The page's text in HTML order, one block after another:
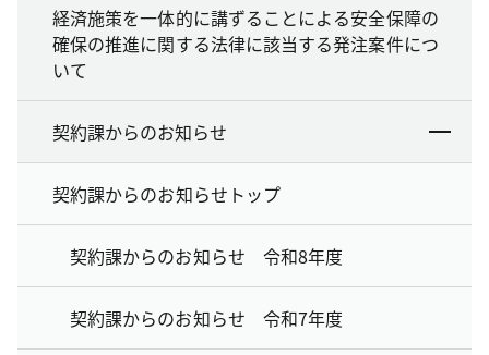
経済施策を一体的に講ずることによる安全保障の
確保の推進に関する法律に該当する発注案件につ
いて
契約課からのお知らせ
契約課からのお知らせトップ
契約課からのお知らせ 令和8年度
契約課からのお知らせ 令和7年度